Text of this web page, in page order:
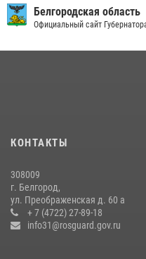
беседу по профилактике
09 июля 2026, 10:07
Белгородские росгвардейцы
кражи из магазина
14 июля 2026, 07:13
Белгородская область
Официальный сайт
КОНТАКТЫ
308009
г. Белгород,
ул. Преображенская д. 60 а
+ 7 (4722) 27-89-18
info31@rosguard.gov.ru